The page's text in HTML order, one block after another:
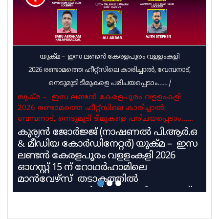
യുക്മ – ഇസ ലണ്ടൻ കേരളപൂരം വളളംകളി
2026 രണ്ടാമത്തെ ഹീറ്റ്സിലെ കാരിച്ചാൽ, വേമ്പനാട്,
നെടുമുടി ടീമുകളെ പരിചയപ്പെടാം……/
യുക്മ – ഇസ ലണ്ടൻ കേരളപൂരം വളളംകളി
2026 രണ്ടാമത്തെ ഹീറ്റ്സിലെ കാരിച്ചാൽ,
വേമ്പനാട്, നെടുമുടി ടീമുകളെ പരിചയപ്പെടാം……
കുര്യൻ ജോർജ്ജ് (നാഷണൽ പി.ആർ.ഒ
& മീഡിയ കോർഡിനേറ്റർ) യുക്മ – ഇസ
ലണ്ടൻ കേരളപൂരം വളളംകളി 2026
ഓഗസ്റ്റ് 15 ന് റോഥർഹാമിലെ
മാൻവേഴ്സ് തടാകത്തിൽ
അരങ്ങേറുവാൻ ദിവസങ്ങൾ അടുത്ത്